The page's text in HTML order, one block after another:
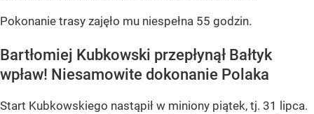
Pokonanie trasy zajęło mu niespełna 55 godzin.
Bartłomiej Kubkowski przepłynął Bałtyk
wpław! Niesamowite dokonanie Polaka
Start Kubkowskiego nastąpił w miniony piątek, tj. 31 lipca.